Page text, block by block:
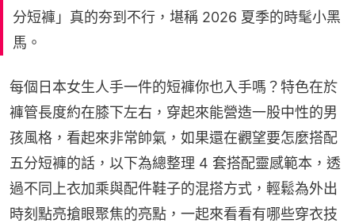
分短褲」真的夯到不行，堪稱 2026 夏季的時髦小黑
馬。
每個日本女生人手一件的短褲你也入手嗎？特色在於
褲管長度約在膝下左右，穿起來能營造一股中性的男
孩風格，看起來非常帥氣，如果還在觀望要怎麼搭配
五分短褲的話，以下為總整理 4 套搭配靈感範本，透
過不同上衣加乘與配件鞋子的混搭方式，輕鬆為外出
時刻點亮搶眼聚焦的亮點，一起來看看有哪些穿衣技